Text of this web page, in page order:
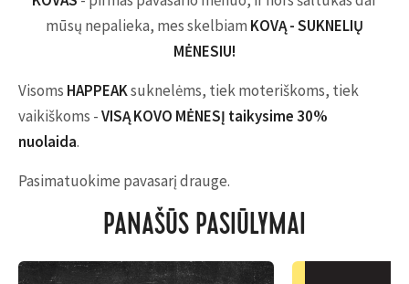
mūsų nepalieka, mes skelbiam KOVĄ - SUKNELIŲ
MĖNESIU!
Visoms HAPPEAKsuknelėms, tiek moteriškoms, tiek
vaikiškoms -VISĄ KOVO MĖNESĮ taikysime 30%
nuolaida.
Pasimatuokime pavasarį drauge.
PANAŠŪS PASIŪLYMAI